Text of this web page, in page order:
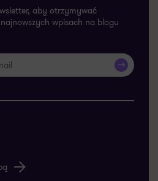
aby otrzymywać
wpisach na blogu
>>